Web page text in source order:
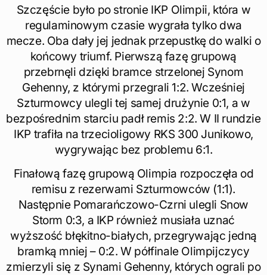
Szczęście było po stronie IKP Olimpii, która w
regulaminowym czasie wygrała tylko dwa
mecze. Oba dały jej jednak przepustkę do walki o
końcowy triumf. Pierwszą fazę grupową
przebrnęli dzięki bramce strzelonej Synom
Gehenny, z którymi przegrali 1:2. Wcześniej
Szturmowcy ulegli tej samej drużynie 0:1, a w
bezpośrednim starciu padł remis 2:2. W II rundzie
IKP trafiła na trzecioligowy RKS 300 Junikowo,
wygrywając bez problemu 6:1.
Finałową fazę grupową Olimpia rozpoczęła od
remisu z rezerwami Szturmowców (1:1).
Następnie Pomarańczowo-Czrni ulegli Snow
Storm 0:3, a IKP również musiała uznać
wyższość błękitno-białych, przegrywając jedną
bramką mniej – 0:2. W półfinale Olimpijczycy
zmierzyli się z Synami Gehenny, których ograli po